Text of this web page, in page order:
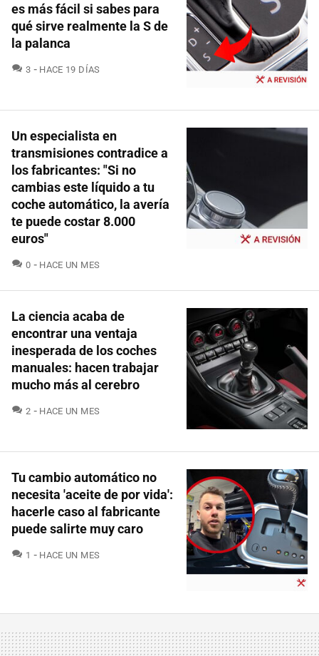
es más fácil si sabes para
qué sirve realmente la S de
la palanca
3 COMENTARIOS
HACE 19 DÍAS
Un especialista en
transmisiones contradice a
los fabricantes: "Si no
cambias este líquido a tu
coche automático, la avería
te puede costar 8.000
euros"
0 COMENTARIOS
HACE UN MES
La ciencia acaba de
encontrar una ventaja
inesperada de los coches
manuales: hacen trabajar
mucho más al cerebro
2 COMENTARIOS
HACE UN MES
Tu cambio automático no
necesita 'aceite de por vida':
hacerle caso al fabricante
puede salirte muy caro
1 COMENTARIOS
HACE UN MES